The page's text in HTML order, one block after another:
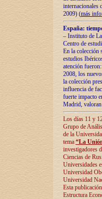
internacionales
2009) (más
España:
– Instituto de
Centro de
En la colección
estudios
atención
2008, los
la colección
influencia de
fuerte impacto
Madrid,
Los días 11 y
Grupo de
de la
tema “La
investigadores
Ciencias de
Universidades
Universidad
Universidad
Esta
Estructura